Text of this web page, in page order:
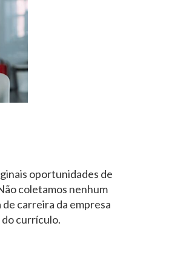
oportunidades de
coletamos nenhum
carreira da empresa
do currículo.